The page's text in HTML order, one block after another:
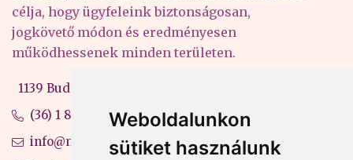
Weboldalunkon
sütiket használunk
célja, hogy ügyfeleink biztonságosan,
jogkövető módon és eredményesen
működhessenek minden területen.
1139 Budapest, Váci út 99-105. 4. em.
(36) 1 880 76 00
info@mprx.hu